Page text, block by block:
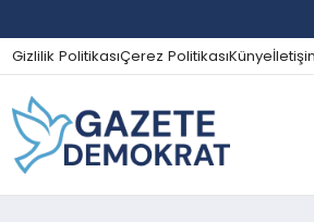
Gizlilik PolitikasıÇerez PolitikasıKünye